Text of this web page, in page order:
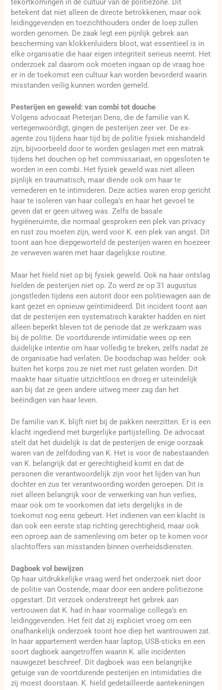
tekortkomingen in de cultuur van de politiezone. Dit
betekent dat niet alleen de directe betrokkenen, maar ook
leidinggevenden en toezichthouders onder de loep zullen
worden genomen. De zaak legt een pijnlijk gebrek aan
bescherming van klokkenluiders bloot, wat essentieel is in
elke organisatie die haar eigen integriteit serieus neemt. Het
onderzoek zal daarom ook moeten ingaan op de vraag hoe
er in de toekomst een cultuur kan worden bevorderd waarin
misstanden veilig kunnen worden gemeld.
Pesterijen en geweld: van combi tot douche
Volgens advocaat Pieterjan Dens, die de familie van K.
vertegenwoordigt, gingen de pesterijen zeer ver. De ex-
agente zou tijdens haar tijd bij de politie fysiek mishandeld
zijn, bijvoorbeeld door te worden geslagen met een matrak
tijdens het douchen op het commissariaat, en opgesloten te
worden in een combi. Het fysiek geweld was niet alleen
pijnlijk en traumatisch, maar diende ook om haar te
vernederen en te intimideren. Deze acties waren erop gericht
haar te isoleren van haar collega’s en haar het gevoel te
geven dat er geen uitweg was. Zelfs de basale
hygiëneruimte, die normaal gesproken een plek van privacy
en rust zou moeten zijn, werd voor K. een plek van angst. Dit
toont aan hoe diepgeworteld de pesterijen waren en hoezeer
ze verweven waren met haar dagelijkse routine.
Maar het hield niet op bij fysiek geweld. Ook na haar ontslag
hielden de pesterijen niet op. Zo werd ze op 31 augustus
jongstleden tijdens een autorit door een politiewagen aan de
kant gezet en opnieuw geïntimideerd. Dit incident toont aan
dat de pesterijen een systematisch karakter hadden en niet
alleen beperkt bleven tot de periode dat ze werkzaam was
bij de politie. De voortdurende intimidatie wees op een
duidelijke intentie om haar volledig te breken, zelfs nadat ze
de organisatie had verlaten. De boodschap was helder: ook
buiten het korps zou ze niet met rust gelaten worden. Dit
maakte haar situatie uitzichtloos en droeg er uiteindelijk
aan bij dat ze geen andere uitweg meer zag dan het
beëindigen van haar leven.
De familie van K. blijft niet bij de pakken neerzitten. Er is een
klacht ingediend met burgerlijke partijstelling. De advocaat
stelt dat het duidelijk is dat de pesterijen de enige oorzaak
waren van de zelfdoding van K. Het is voor de nabestaanden
van K. belangrijk dat er gerechtigheid komt en dat de
personen die verantwoordelijk zijn voor het lijden van hun
dochter en zus ter verantwoording worden geroepen. Dit is
niet alleen belangrijk voor de verwerking van hun verlies,
maar ook om te voorkomen dat iets dergelijks in de
toekomst nog eens gebeurt. Het indienen van een klacht is
dan ook een eerste stap richting gerechtigheid, maar ook
een oproep aan de samenleving om beter op te komen voor
slachtoffers van misstanden binnen overheidsdiensten.
Dagboek vol bewijzen
Op haar uitdrukkelijke vraag werd het onderzoek niet door
de politie van Oostende, maar door een andere politiezone
opgestart. Dit verzoek onderstreept het gebrek aan
vertrouwen dat K. had in haar voormalige collega’s en
leidinggevenden. Het feit dat zij expliciet vroeg om een
onafhankelijk onderzoek toont hoe diep het wantrouwen zat.
In haar appartement werden haar laptop, USB-sticks en een
soort dagboek aangetroffen waarin K. alle incidenten
nauwgezet beschreef. Dit dagboek was een belangrijke
getuige van de voortdurende pesterijen en intimidaties die
zij moest doorstaan. K. hield gedetailleerde aantekeningen